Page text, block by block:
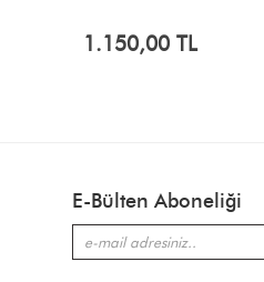
1.150,00 TL
E-Bülten Aboneliği